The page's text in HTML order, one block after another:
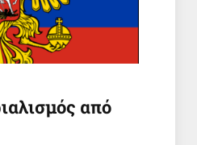
της Υεμένης
αεροδρόμιο της
Σαουδική Αραβία και
από